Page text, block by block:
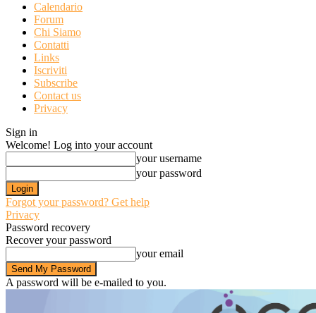
Calendario
Forum
Chi Siamo
Contatti
Links
Iscriviti
Subscribe
Contact us
Privacy
Sign in
Welcome! Log into your account
your username
your password
Forgot your password? Get help
Privacy
Password recovery
Recover your password
your email
A password will be e-mailed to you.